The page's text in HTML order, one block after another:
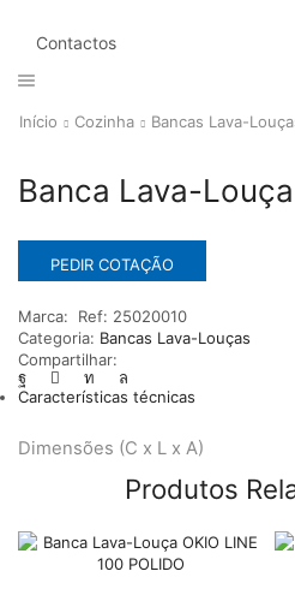
Contactos
Início Cozinha Bancas Lava-
Banca Lava-
PEDIR COTAÇÃO
Marca: Ref: 25020010
Categoria: Bancas Lava-Louças
Compartilhar:
Características técnicas
Dimensões (C x L x A)
Produtos